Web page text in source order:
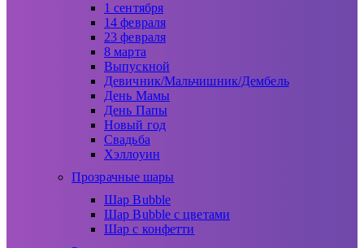
1 сентября
14 февраля
23 февраля
8 марта
Выпускной
Девичник/Мальчишник/Дембель
День Мамы
День Папы
Новый год
Свадьба
Хэллоуин
Прозрачные шары
Шар Bubble
Шар Bubble с цветами
Шар с конфетти